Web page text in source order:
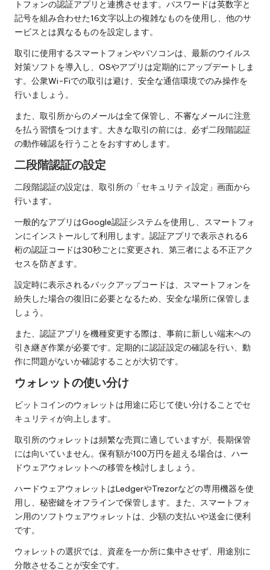
トフォンの認証アプリと連携させます。パスワードは英数字と
記号を組み合わせた16文字以上の複雑なものを使用し、他のサ
ービスとは異なるものを設定します。
取引に使用するスマートフォンやパソコンは、最新のウイルス
対策ソフトを導入し、OSやアプリは定期的にアップデートしま
す。公衆Wi-Fiでの取引は避け、安全な通信環境でのみ操作を
行いましょう。
また、取引所からのメールは全て保管し、不審なメールに注意
を払う習慣をつけます。大きな取引の前には、必ず二段階認証
の動作確認を行うことをおすすめします。
二段階認証の設定
二段階認証の設定は、取引所の「セキュリティ設定」画面から
行います。
一般的なアプリはGoogle認証システムを使用し、スマートフォ
ンにインストールして利用します。認証アプリで表示される6
桁の認証コードは30秒ごとに変更され、第三者による不正アク
セスを防ぎます。
設定時に表示されるバックアップコードは、スマートフォンを
紛失した場合の復旧に必要となるため、安全な場所に保管しま
しょう。
また、認証アプリを機種変更する際は、事前に新しい端末への
引き継ぎ作業が必要です。定期的に認証設定の確認を行い、動
作に問題がないか確認することが大切です。
ウォレットの使い分け
ビットコインのウォレットは用途に応じて使い分けることでセ
キュリティが向上します。
取引所のウォレットは頻繁な売買に適していますが、長期保管
には向いていません。保有額が100万円を超える場合は、ハー
ドウェアウォレットへの移管を検討しましょう。
ハードウェアウォレットはLedgerやTrezorなどの専用機器を使
用し、秘密鍵をオフラインで保管します。また、スマートフォ
ン用のソフトウェアウォレットは、少額の支払いや送金に便利
です。
ウォレットの選択では、資産を一か所に集中させず、用途別に
分散させることが安全です。